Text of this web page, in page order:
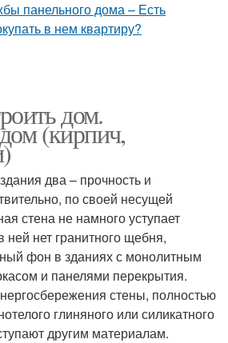
дом.
(кирпич,
два – прочность и
по своей несущей
стена не намного уступает
ней нет гранитного щебня,
фон в зданиях с монолитным
и панелями перекрытия.
стены, полностью
глиняного или силикатного
другим материалам.